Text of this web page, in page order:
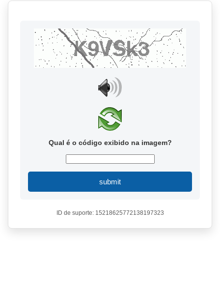
Qual é o código exibido na imagem?
submit
ID de suporte: 15218625772138197323